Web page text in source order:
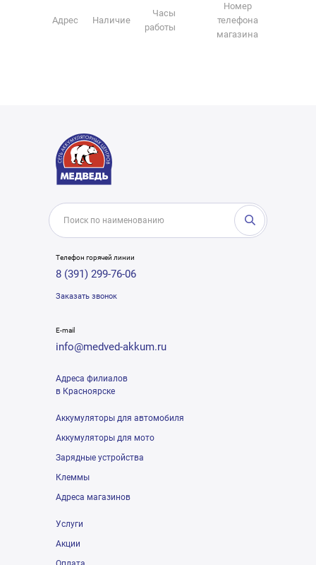
Адрес Наличие
Часы
работы
Номер
телефона
магазина
Телефон горячей линии
8 (391) 299-76-06
Заказать звонок
E-mail
info@medved-akkum.ru
Адреса филиалов
в Красноярске
Аккумуляторы для автомобиля
Аккумуляторы для мото
Зарядные устройства
Клеммы
Адреса магазинов
Услуги
Акции